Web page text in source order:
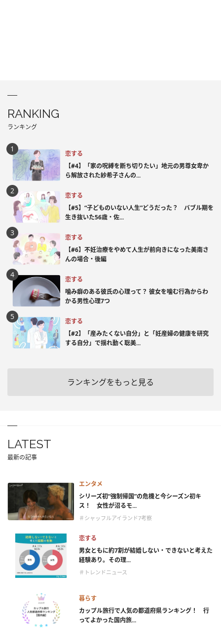
RANKING
ランキング
恋する
【#4】「家の呪縛を断ち切りたい」地元の男尊女卑か
ら解放された紗希子さんの...
恋する
【#5】“子どものいない人生”どうだった？ バブル期を
生き抜いた56歳・佐...
恋する
【#6】不妊治療をやめて人生が前向きになった美南さ
んの場合・後編
恋する
噛み癖のある彼氏の心理って？ 彼女を噛む行為からわ
かる男性心理7つ
恋する
【#2】「産みたくない自分」と「妊産婦の健康を研究
する自分」で揺れ動く聡美...
ランキングをもっと見る
LATEST
最新の記事
エンタメ
シリーズ初“強制帰国”の危機と今シーズン初キ
ス！ 女性が沼るモ...
＃シャッフルアイランド7考察
恋する
男女ともに約7割が結婚しない・できないと考えた
経験あり。その理...
＃トレンドニュース
暮らす
カップル旅行で人気の都道府県ランキング！ 行
ってよかった国内旅...